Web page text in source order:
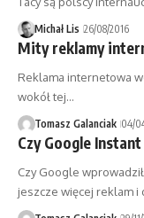
Michał Lis 26/08/2016
Mity reklamy
Reklama internetowa
wokół tej…
Tomasz Galanciak 04/
Czy Google
Czy Google
jeszcze więcej reklam